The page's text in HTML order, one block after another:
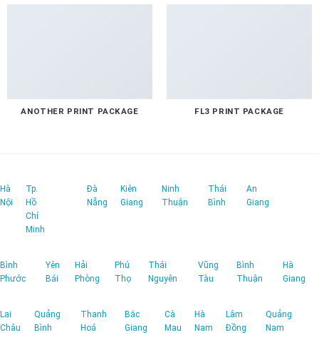
ANOTHER PRINT PACKAGE FL3 PRINT PACKAGE
Hà
Nội
Tp.
Hồ
Chí
Minh
Đà
Nẵng
Kiên
Giang
Ninh
Thuận
Thái
Bình
An
Giang
Bình
Phước
Yên
Bái
Hải
Phòng
Phú
Thọ
Thái
Nguyên
Vũng
Tàu
Bình
Thuận
Hà
Giang
Lai
Châu
Quảng
Bình
Thanh
Hoá
Bắc
Giang
Cà
Mau
Hà
Nam
Lâm
Đồng
Quảng
Nam